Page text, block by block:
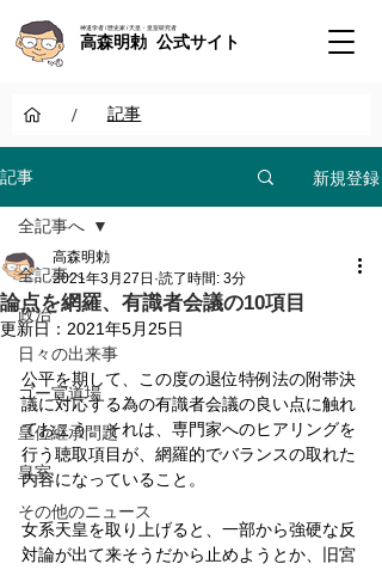
神道学者 / 歴史家 / 天皇・皇室研究者
高森明勅 公式サイト
/ 記事
記事 新規登録
全記事へ
政治
日々の出来事
ゴー宣道場
皇位継承問題
皇室
その他のニュース
全記事へ
論点を網羅、有識者会議の10項目
高森明勅
2021年3月27日 読了時間: 3分
更新日： 2021年5月25日
公平を期して、この度の退位特例法の附帯決
議に対応する為の有識者会議の良い点に触れ
ておこう。それは、専門家へのヒアリングを
行う聴取項目が、網羅的でバランスの取れた
内容になっていること。
女系天皇を取り上げると、一部から強硬な反
対論が出て来そうだから止めようとか、旧宮